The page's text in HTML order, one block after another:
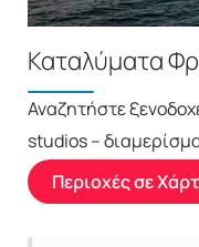
Καταλύματα
Αναζητήστε
studios –
Περιοχές σε